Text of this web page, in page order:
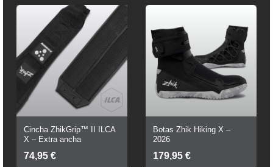
Era:
Es:
Cincha ZhikGrip™ II ILCA
X – Extra ancha
74,95 €
Botas Zhik Hiking X –
2026
179,95 €